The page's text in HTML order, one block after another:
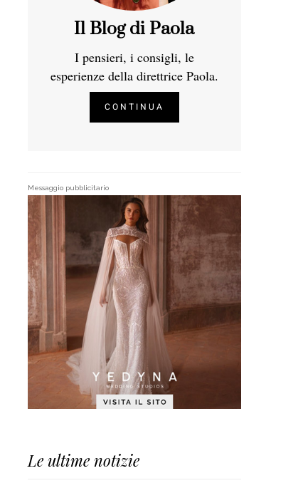
Il Blog di Paola
I pensieri, i consigli, le
esperienze della direttrice Paola.
CONTINUA
Messaggio pubblicitario
Le ultime notizie